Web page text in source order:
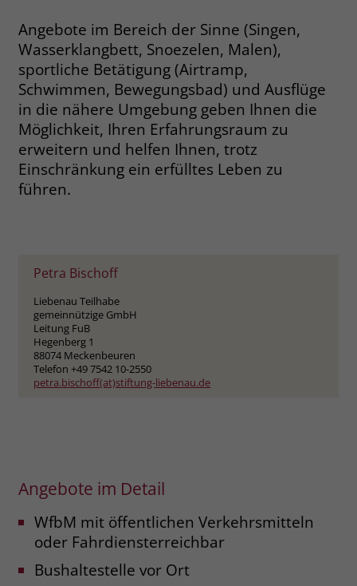
Angebote im Bereich der Sinne (Singen,
Wasserklangbett, Snoezelen, Malen),
sportliche Betätigung (Airtramp,
Schwimmen, Bewegungsbad) und Ausflüge
in die nähere Umgebung geben Ihnen die
Möglichkeit, Ihren Erfahrungsraum zu
erweitern und helfen Ihnen, trotz
Einschränkung ein erfülltes Leben zu
führen.
Petra Bischoff
Liebenau Teilhabe
gemeinnützige GmbH
Leitung FuB
Hegenberg 1
88074 Meckenbeuren
Telefon +49 7542 10-2550
petra.bischoff(at)stiftung-liebenau.de
Angebote im Detail
WfbM mit öffentlichen Verkehrsmitteln
oder Fahrdiensterreichbar
Bushaltestelle vor Ort
Bestellungen oder Kontaktanfragen der
Anzeige zugewiesen werden können.
Name _gcl_dc
Anbieter Google Ads
Laufzeit 90 Tage
welche Werbeanzeige geklickt wurde,
sodass erzielte Erfolge wie z.B.
Bestellungen oder Kontaktanfragen der
Anzeige zugewiesen werden können.
Name _fbp
die Werbe- und Analysebemühungen
Cookie ist ein Erstanbieter-Cookie, d. h.
Facebook platziert es, während ein
Cookie verfolgt die Besuche eines